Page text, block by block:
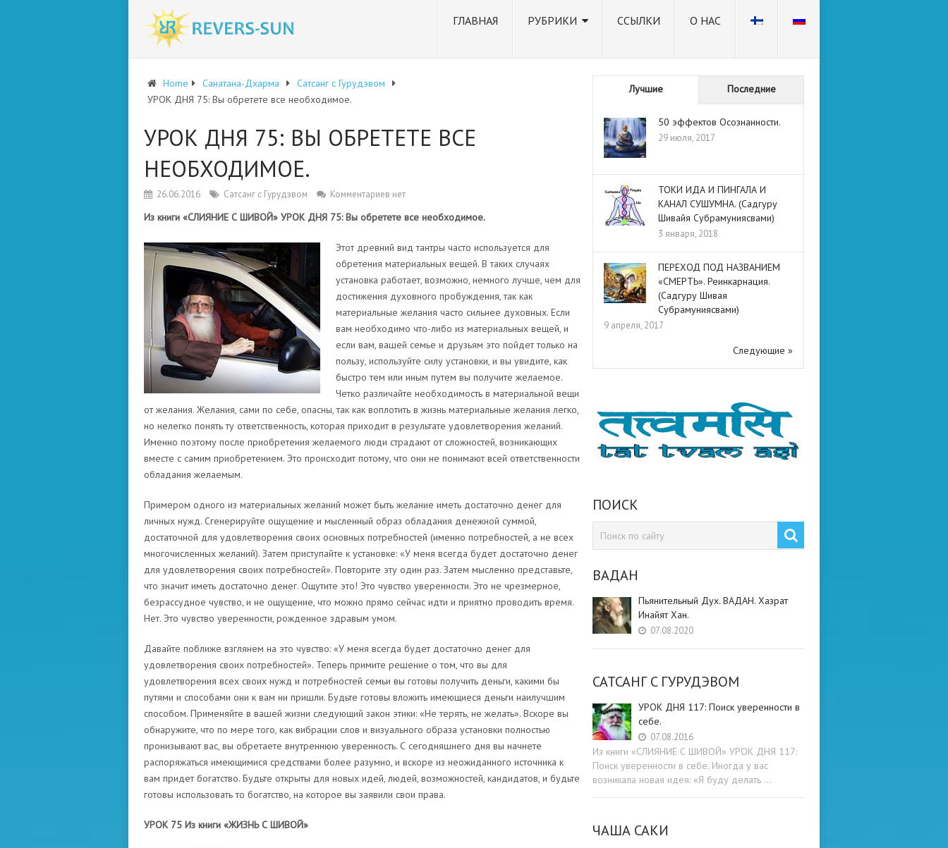
ГЛАВНАЯ РУБРИКИ ССЫЛКИ О НАС
Home Санатана-Дхарма
Сатсанг с Гурудэвом
УРОК ДНЯ 75: Вы обретете все необходимое.
УРОК ДНЯ 75: ВЫ ОБРЕТЕТЕ ВСЕ
НЕОБХОДИМОЕ.
26.06.2016 Сатсанг с Гурудэвом Комментариев нет
Из книги «СЛИЯНИЕ С ШИВОЙ» УРОК ДНЯ 75: Вы обретете все необходимое.
Этот древний вид тантры часто используется для
обретения материальных вещей. В таких случаях
установка работает, возможно, немного лучше, чем для
достижения духовного пробуждения, так как
материальные желания часто сильнее духовных. Если
вам необходимо что-либо из материальных вещей, и
если вам, вашей семье и друзьям это пойдет только на
пользу, используйте силу установки, и вы увидите, как
быстро тем или иным путем вы получите желаемое.
Четко различайте необходимость в материальной вещи
от желания. Желания, сами по себе, опасны, так как воплотить в жизнь материальные желания легко,
но нелегко понять ту ответственность, которая приходит в результате удовлетворения желаний.
Именно поэтому после приобретения желаемого люди страдают от сложностей, возникающих
вместе с самим приобретением. Это происходит потому, что они не понимают всей ответственности
обладания желаемым.
Примером одного из материальных желаний может быть желание иметь достаточно денег для
личных нужд. Сгенерируйте ощущение и мысленный образ обладания денежной суммой,
достаточной для удовлетворения своих основных потребностей (именно потребностей, а не всех
многочисленных желаний). Затем приступайте к установке: «У меня всегда будет достаточно денег
для удовлетворения своих потребностей». Повторите эту один раз. Затем мысленно представьте,
что значит иметь достаточно денег. Ощутите это! Это чувство уверенности. Это не чрезмерное,
безрассудное чувство, и не ощущение, что можно прямо сейчас идти и приятно проводить время.
Нет. Это чувство уверенности, рожденное здравым умом.
Давайте поближе взглянем на это чувство: «У меня всегда будет достаточно денег для
удовлетворения своих потребностей». Теперь примите решение о том, что вы для
удовлетворения всех своих нужд и потребностей семьи вы готовы получить деньги, какими бы
путями и способами они к вам ни пришли. Будьте готовы вложить имеющиеся деньги наилучшим
способом. Применяйте в вашей жизни следующий закон этики: «Не терять, не желать». Вскоре вы
обнаружите, что по мере того, как вибрации слов и визуального образа установки полностью
пронизывают вас, вы обретаете внутреннюю уверенность. С сегодняшнего дня вы начнете
распоряжаться имеющимися средствами более разумно, и вскоре из неожиданного источника к
вам придет богатство. Будьте открыты для новых идей, людей, возможностей, кандидатов, и будьте
готовы использовать то богатство, на которое вы заявили свои права.
УРОК 75 Из книги «ЖИЗНЬ С ШИВОЙ»
Лучшие Последние
50 эффектов Осознанности.
29 июля, 2017
ТОКИ ИДА И ПИНГАЛА И
КАНАЛ СУШУМНА. (Садгуру
Шивайя Субрамуниясвами)
3 января, 2018
ПЕРЕХОД ПОД НАЗВАНИЕМ
«СМЕРТЬ». Реинкарнация.
(Садгуру Шивая
Субрамуниясвами)
9 апреля, 2017
Следующие »
ПОИСК
ВАДАН
Пьянительный Дух. ВАДАН. Хазрат
Инайят Хан.
07.08.2020
САТСАНГ C ГУРУДЭВОМ
УРОК ДНЯ 117: Поиск уверенности в
себе.
07.08.2016
Из книги «СЛИЯНИЕ С ШИВОЙ» УРОК ДНЯ 117:
Поиск уверенности в себе. Иногда у вас
возникала новая идея: «Я буду делать …
ЧАША САКИ